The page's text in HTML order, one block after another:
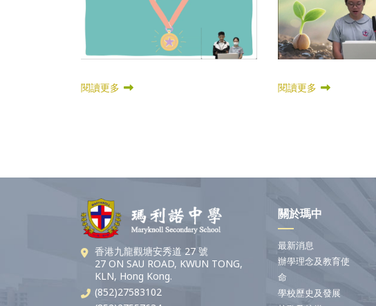
閱讀更多 閱讀更多
香港九龍觀塘安秀道 27 號
27 ON SAU ROAD, KWUN TONG,
KLN, Hong Kong.
(852)27583102
關於瑪中
最新消息
辦學理念及教育使
命
學校歷史及發展